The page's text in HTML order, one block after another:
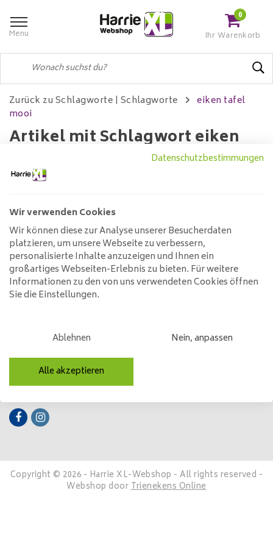
Menu
0
Ihr Warenkorb
Zurück zu Schlagworte | Schlagworte
eiken tafel
mooi
Artikel mit Schlagwort eiken
Keine Produkte gefunden!...
Kundendienst
Kategorien
Kontakt
Copyright © 2026 - Harrie XL-Webshop - All rights reserved -
Webshop doorTrienekens Online
Datenschutzbestimmungen
Wir verwenden Cookies
Wir können diese zur Analyse unserer Besucherdaten
platzieren, um unsere Webseite zu verbessern,
personalisierte Inhalte anzuzeigen und Ihnen ein
großartiges Webseiten-Erlebnis zu bieten. Für weitere
Informationen zu den von uns verwendeten Cookies öffnen
Sie die Einstellungen.
Ablehnen Nein, anpassen
Alle akzeptieren